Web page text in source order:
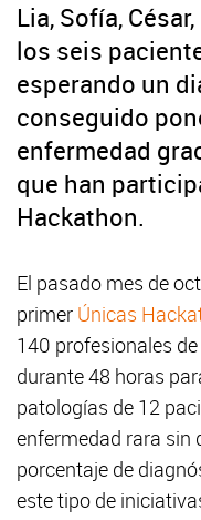
Lia, Sofía,
los seis
esperando un
conseguido
enfermedad
que han
Hackathon.
El pasado mes de
primer Únicas
140 profesionales
durante 48 horas
patologías de 12
enfermedad rara sin
porcentaje de
este tipo de